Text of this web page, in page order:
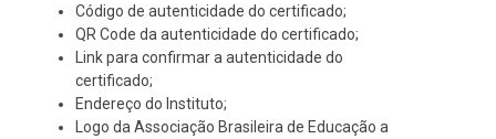
Código de autenticidade do certificado;
QR Code da autenticidade do certificado;
Link para confirmar a autenticidade do
certificado;
Endereço do Instituto;
Logo da Associação Brasileira de Educação a